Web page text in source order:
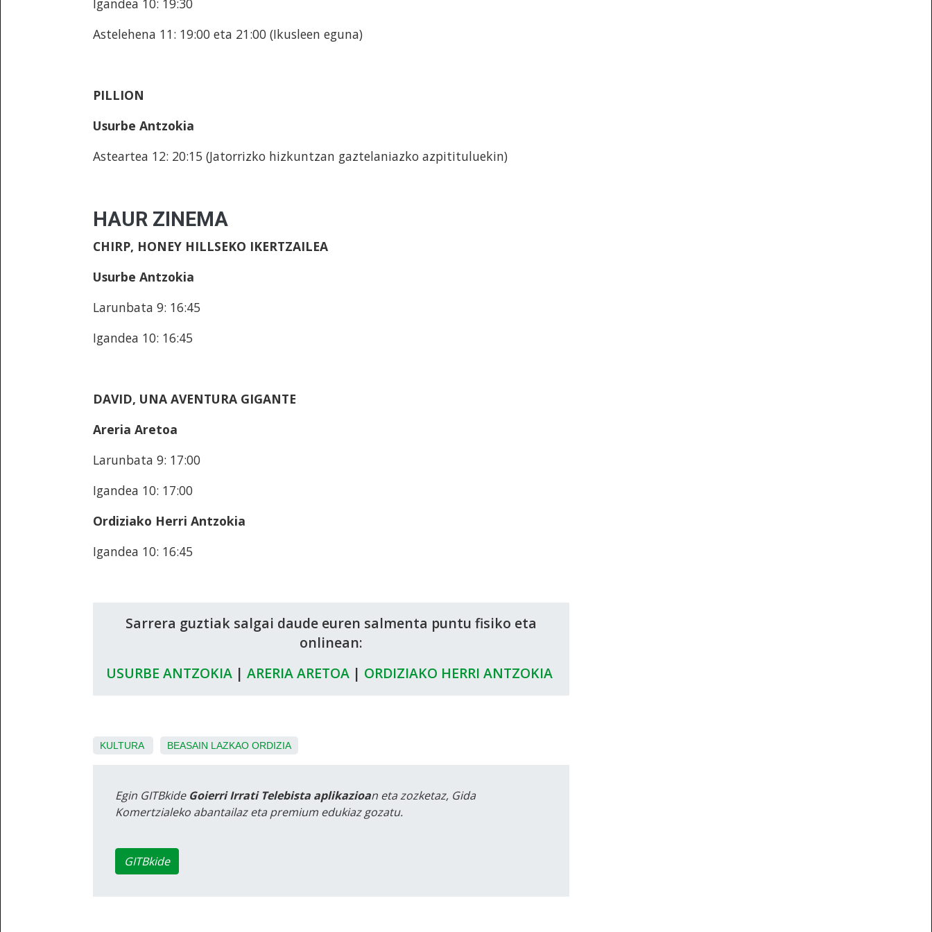
Igandea 10: 19:30
Astelehena 11: 19:00 eta 21:00 (Ikusleen eguna)
PILLION
Usurbe Antzokia
Asteartea 12: 20:15 (Jatorrizko hizkuntzan gaztelaniazko azpitituluekin)
HAUR ZINEMA
CHIRP, HONEY HILLSEKO IKERTZAILEA
Usurbe Antzokia
Larunbata 9: 16:45
Igandea 10: 16:45
DAVID, UNA AVENTURA GIGANTE
Areria Aretoa
Larunbata 9: 17:00
Igandea 10: 17:00
Ordiziako Herri Antzokia
Igandea 10: 16:45
Sarrera guztiak salgai daude euren salmenta puntu fisiko eta
onlinean:
USURBE ANTZOKIA |ARERIA ARETOA | ORDIZIAKO HERRI ANTZOKIA
KULTURA BEASAIN LAZKAO ORDIZIA
Egin GITBkide Goierri Irrati Telebista aplikazioan eta zozketaz, Gida
Komertzialeko abantailaz eta premium edukiaz gozatu.
GITBkide